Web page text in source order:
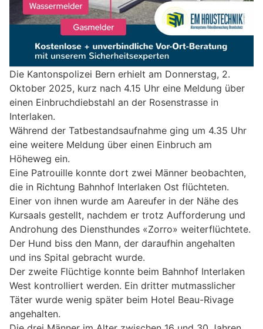
Die Kantonspolizei Bern erhielt am Donnerstag, 2.
Oktober 2025, kurz nach 4.15 Uhr eine Meldung über
einen Einbruchdiebstahl an der Rosenstrasse in
Interlaken.
Während der Tatbestandsaufnahme ging um 4.35 Uhr
eine weitere Meldung über einen Einbruch am
Höheweg ein.
Eine Patrouille konnte dort zwei Männer beobachten,
die in Richtung Bahnhof Interlaken Ost flüchteten.
Einer von ihnen wurde am Aareufer in der Nähe des
Kursaals gestellt, nachdem er trotz Aufforderung und
Androhung des Diensthundes «Zorro» weiterflüchtete.
Der Hund biss den Mann, der daraufhin angehalten
und ins Spital gebracht wurde.
Der zweite Flüchtige konnte beim Bahnhof Interlaken
West kontrolliert werden. Ein dritter mutmasslicher
Täter wurde wenig später beim Hotel Beau-Rivage
angehalten.